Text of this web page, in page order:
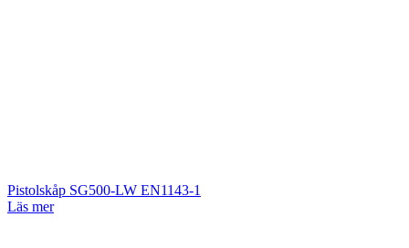
Pistolskåp SG500-LW EN1143-1
Läs mer